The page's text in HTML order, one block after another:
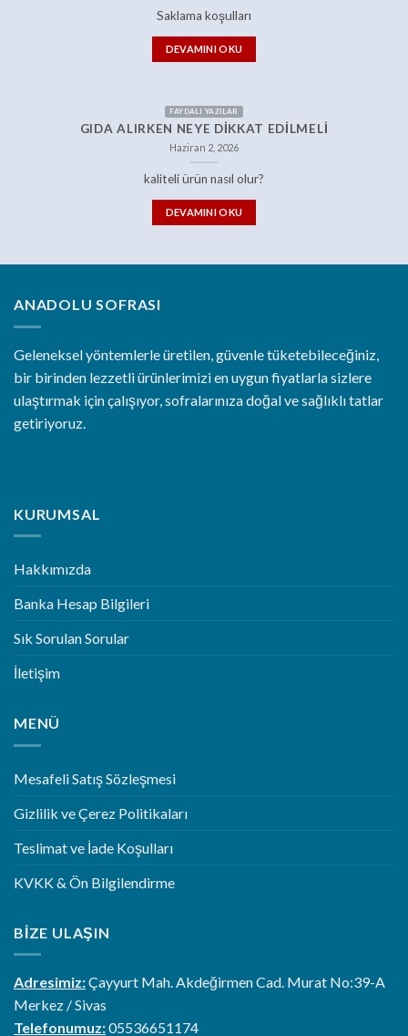
Saklama koşulları
DEVAMINI OKU
FAYDALI YAZILAR
GIDA ALIRKEN NEYE DIKKAT EDILMELI
Haziran 2, 2026
kaliteli ürün nasıl olur?
DEVAMINI OKU
ANADOLU SOFRASI
Geleneksel yöntemlerle üretilen, güvenle tüketebileceğiniz,
bir birinden lezzetli ürünlerimizi en uygun fiyatlarla sizlere
ulaştırmak için çalışıyor, sofralarınıza doğal ve sağlıklı tatlar
getiriyoruz.
KURUMSAL
Hakkımızda
Banka Hesap Bilgileri
Sık Sorulan Sorular
İletişim
MENÜ
Mesafeli Satış Sözleşmesi
Gizlilik ve Çerez Politikaları
Teslimat ve İade Koşulları
KVKK & Ön Bilgilendirme
BIZE ULAŞIN
Adresimiz:Çayyurt Mah. Akdeğirmen Cad. Murat No:39-A
Merkez / Sivas
Telefonumuz:05536651174